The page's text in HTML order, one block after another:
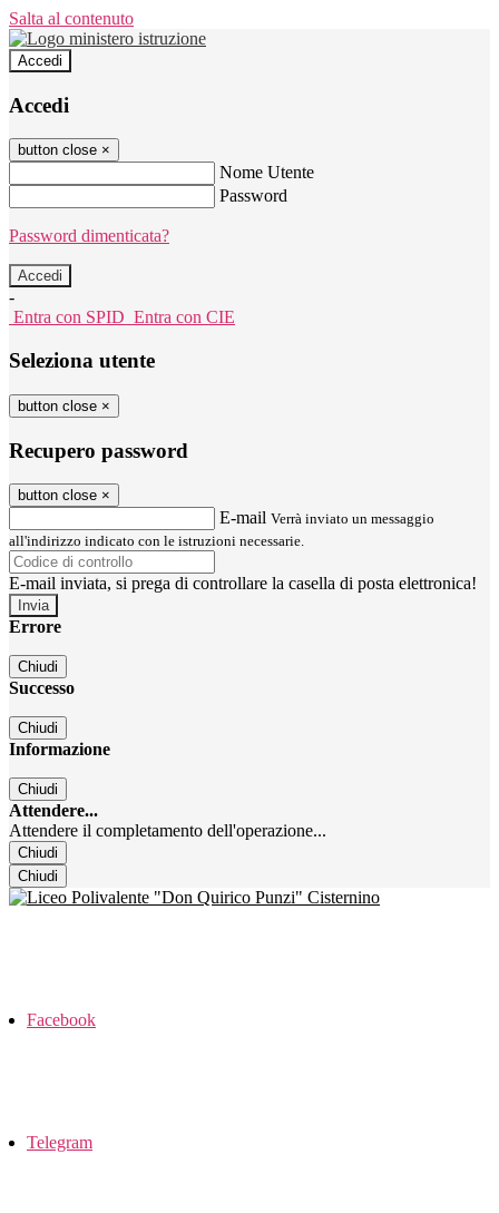
Salta al contenuto
Accedi
Accedi
button close ×
Nome Utente
Password
Password dimenticata?
-
Entra con SPID Entra con CIE
Seleziona utente
button close ×
Recupero password
button close ×
E-mail Verrà inviato un messaggio
all'indirizzo indicato con le istruzioni necessarie.
E-mail inviata, si prega di controllare la casella di posta elettronica!
Errore
Chiudi
Successo
Chiudi
Informazione
Chiudi
Attendere...
Attendere il completamento dell'operazione...
Chiudi
Chiudi
Facebook
Telegram